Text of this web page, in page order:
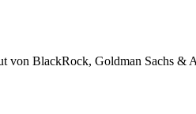
von BlackRock, Goldman Sachs &